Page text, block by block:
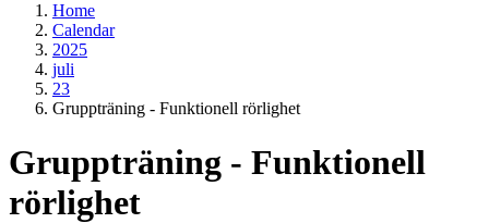
Home
Calendar
2025
juli
23
Gruppträning - Funktionell rörlighet
Gruppträning - Funktionell
rörlighet